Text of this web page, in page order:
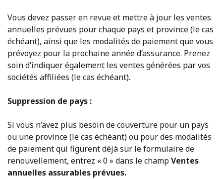
Vous devez passer en revue et mettre à jour les ventes
annuelles prévues pour chaque pays et province (le cas
échéant), ainsi que les modalités de paiement que vous
prévoyez pour la prochaine année d’assurance. Prenez
soin d’indiquer également les ventes générées par vos
sociétés affiliées (le cas échéant).
Suppression de pays :
Si vous n’avez plus besoin de couverture pour un pays
ou une province (le cas échéant) ou pour des modalités
de paiement qui figurent déjà sur le formulaire de
renouvellement, entrez « 0 » dans le champVentes
annuelles assurables prévues.